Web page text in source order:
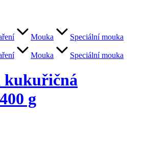
Mouka Speciální mouka
Mouka Speciální mouka
kukuřičná
g